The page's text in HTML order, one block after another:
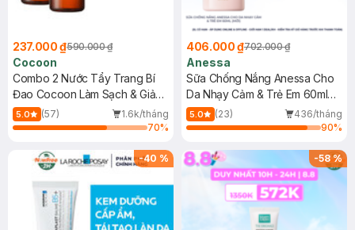
237.000 ₫590.000 ₫
Cocoon
Combo 2 Nước Tẩy Trang Bí
Đao Cocoon Làm Sạch & Giảm
Dầu 500ml
5.0 (57)
1.6k/tháng
70%
406.000 ₫702.000 ₫
Anessa
Sữa Chống Nắng Anessa Cho
Da Nhạy Cảm & Trẻ Em 60ml
(Mới)
5.0 (23)
436/tháng
90%
-40 % -58%